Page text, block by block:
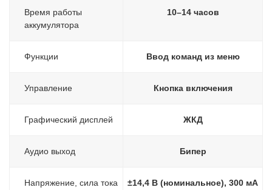
Время работы
аккумулятора
10–14 часов
Функции Ввод команд из меню
Управление Кнопка включения
Графический дисплей ЖКД
Аудио выход Бипер
Напряжение, сила тока
±14,4 В (номинальное), 300 мА